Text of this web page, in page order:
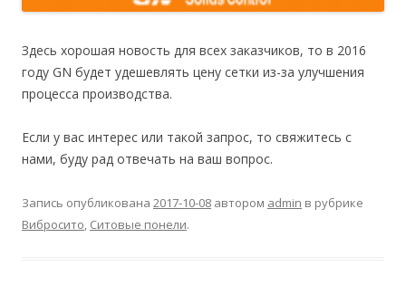
Здесь хорошая новость для всех заказчиков, то в 2016
году GN будет удешевлять цену сетки из-за улучшения
процесса производства.
Если у вас интерес или такой запрос, то свяжитесь с
нами, буду рад отвечать на ваш вопрос.
Запись опубликована 2017-10-08 автором admin в рубрике
Вибросито, Ситовые понели.